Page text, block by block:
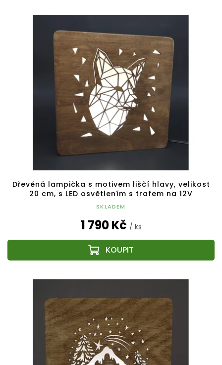
Dřevěná lampička s motivem liščí hlavy, velikost
20 cm, s LED osvětlením s trafem na 12V
SKLADEM
1 790 Kč / ks